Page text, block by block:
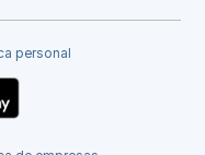
personal